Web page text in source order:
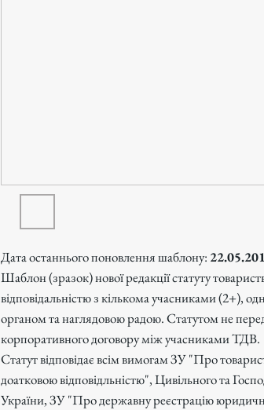
Дата останнього поновлення шаблону:
Шаблон (зразок) нової редакції статуту
відповідальністю з кількома учасниками (2+),
органом та наглядовою радою. Статутом не
корпоративного договору між учасниками ТДВ.
Статут відповідає всім вимогам ЗУ "Про
доатковою відповідльністю", Цивільного та
України, ЗУ "Про державну реєстрацію